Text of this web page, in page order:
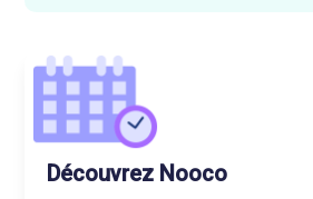
Découvrez Nooco